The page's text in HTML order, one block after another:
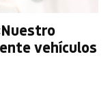
vehículos